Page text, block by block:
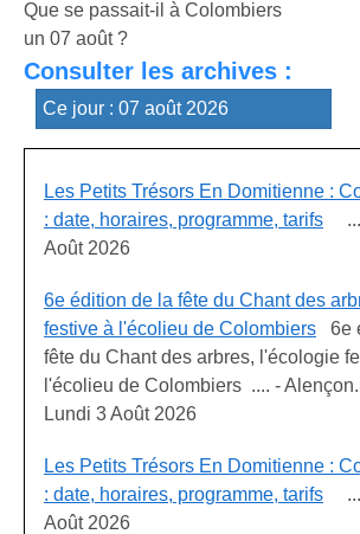
Que se passait-il à Colombiers
un 07 août ?
Consulter les archives :
Les Petits Trésors En Domitienne :
: date, horaires, programme, tarifs ....
Août 2026
6e édition de la fête du Chant des
festive à l'écolieu de Colombiers 6e
fête du Chant des arbres, l'écologie
l'écolieu de Colombiers .... -
Lundi 3 Août 2026
Les Petits Trésors En Domitienne :
: date, horaires, programme, tarifs ....
Août 2026